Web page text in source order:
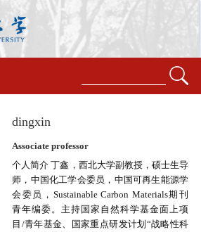
dingxin
Associate professor
个人简介 丁鑫，西北大学副教授，硕士生导
师，中国化工学会委员，中国可再生能源学
会委员，Sustainable Carbon Materials期刊
青年编委。主持国家自然科学基金面上项
目/青年基金、国家重点研发计划“战略性科